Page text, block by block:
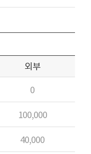
외부
0
100,000
40,000